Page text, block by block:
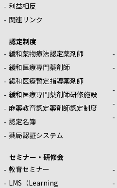
利益相反
関連リンク
認定制度
緩和薬物療法認定薬剤師
緩和医療専門薬剤師
緩和医療暫定指導薬剤師
緩和医療専門薬剤師研修施設
麻薬教育認定薬剤師認定制度
認定名簿
薬局認証システム
セミナー・研修会
教育セミナー
LMS（Learning